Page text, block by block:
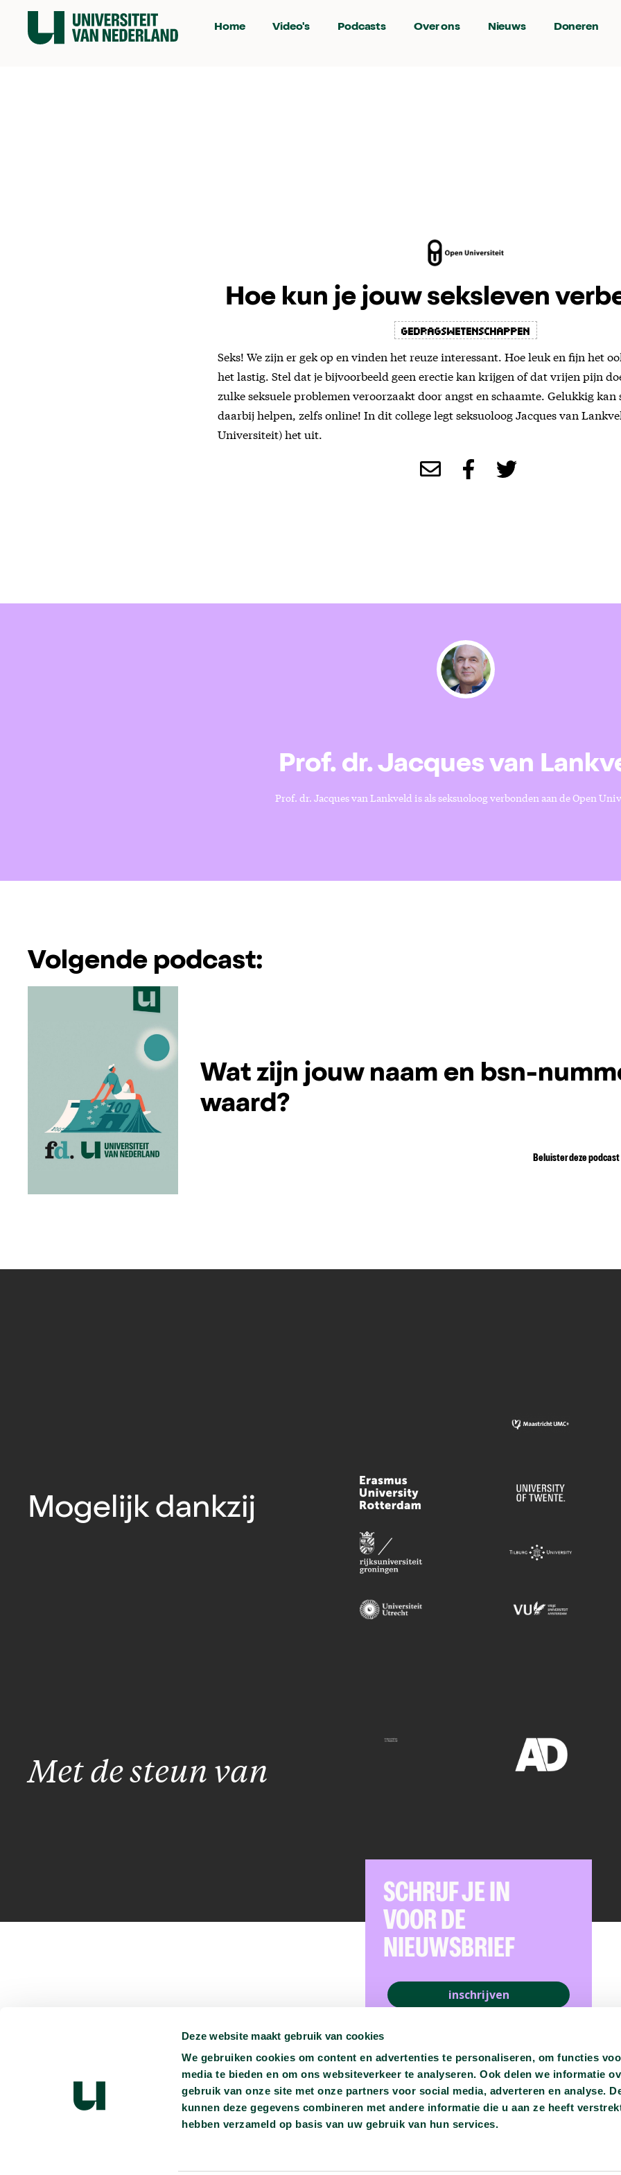
Deze website maakt gebruik van cookies
We gebruiken cookies om content en advertenties te personaliseren, om functies
media te bieden en om ons websiteverkeer te analyseren. Ook delen we informatie
gebruik van onze site met onze partners voor social media, adverteren en analyse.
kunnen deze gegevens combineren met andere informatie die u aan ze heeft
hebben verzameld op basis van uw gebruik van hun services.
Home Video's Podcasts Over ons Nieuws Doneren
Hoe kun je jouw seksleven
gedragswetenschappen
Seks! We zijn er gek op en vinden het reuze interessant. Hoe leuk en fijn het
het lastig. Stel dat je bijvoorbeeld geen erectie kan krijgen of dat vrijen pijn
zulke seksuele problemen veroorzaakt door angst en schaamte. Gelukkig kan
daarbij helpen, zelfs online! In dit college legt seksuoloog Jacques van
Universiteit) het uit.
Prof. dr. Jacques van
Prof. dr. Jacques van Lankveld is als seksuoloog verbonden aan de Open
Volgende podcast:
Wat zijn jouw naam en bsn-
waard?
Beluister deze podcast
Mogelijk dankzij
Met de steun van
Je kunt ons vinden op:
Ondertiteling Vacatures
Heb je vragen? info@universiteitvannederland.nl
SCHRIJF JE IN
VOOR DE
NIEUWSBRIEF
inschrijven